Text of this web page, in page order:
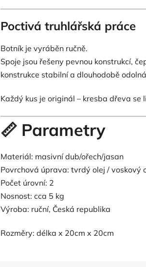
Poctivá truhlářská práce
Botník je vyráběn ručně.
Spoje jsou řešeny pevnou konstrukcí,
konstrukce stabilní a dlouhodobě
Každý kus je originál – kresba dřeva se
📏 Parametry
Materiál: masivní dub/ořech/jasan
Povrchová úprava: tvrdý olej / voskový
Počet úrovní: 2
Nosnost: cca 5 kg
Výroba: ruční, Česká republika
Rozměry: délka x 20cm x 20cm